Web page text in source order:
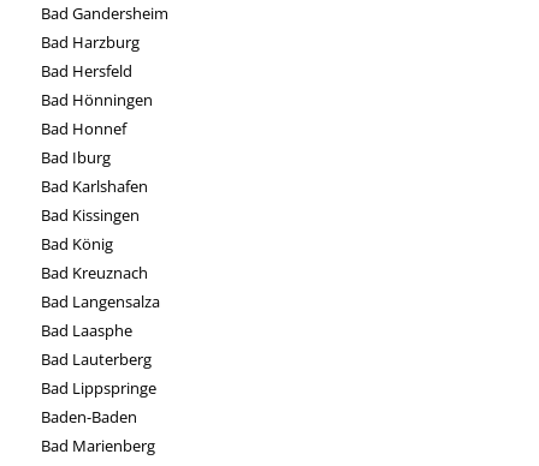
Bad Gandersheim
Bad Harzburg
Bad Hersfeld
Bad Hönningen
Bad Honnef
Bad Iburg
Bad Karlshafen
Bad Kissingen
Bad König
Bad Kreuznach
Bad Langensalza
Bad Laasphe
Bad Lauterberg
Bad Lippspringe
Baden-Baden
Bad Marienberg